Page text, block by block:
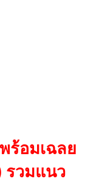
ร้อมเฉลย
รวมแนว